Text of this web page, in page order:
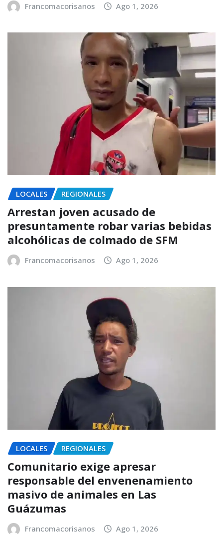
Francomacorisanos Ago 1, 2026
LOCALES REGIONALES
Arrestan joven acusado de
presuntamente robar varias bebidas
alcohólicas de colmado de SFM
Francomacorisanos Ago 1, 2026
LOCALES REGIONALES
Comunitario exige apresar
responsable del envenenamiento
masivo de animales en Las
Guázumas
Francomacorisanos Ago 1, 2026